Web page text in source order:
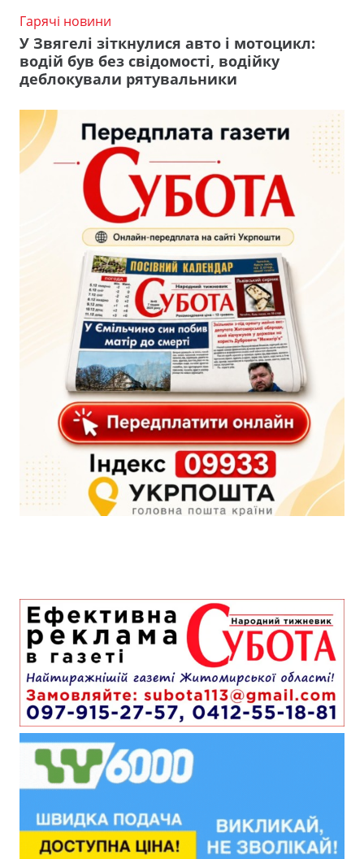
Гарячі новини
У Звягелі зіткнулися авто і мотоцикл:
водій був без свідомості, водійку
деблокували рятувальники